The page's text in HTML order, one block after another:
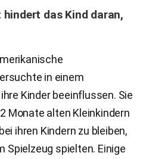
das Kind daran,
in einem
Kinder beeinflussen. Sie
Monate alten Kleinkindern
ihren Kindern zu bleiben,
Spielzeug spielten. Einige